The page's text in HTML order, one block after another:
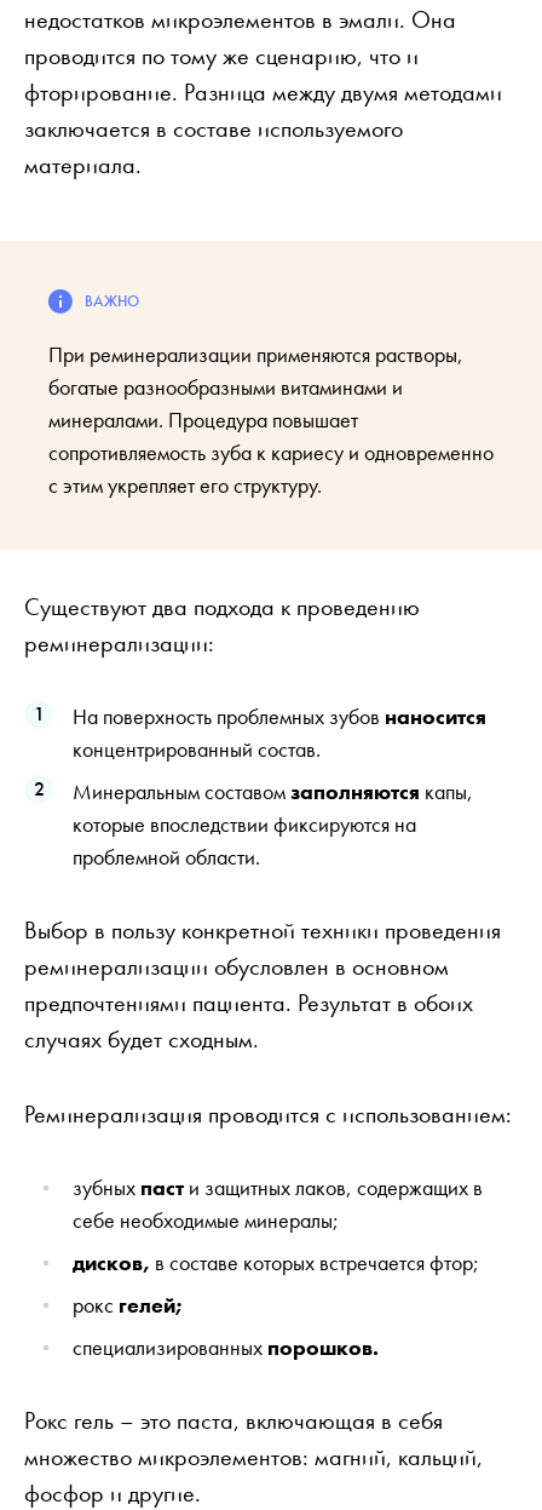
недостатков микроэлементов в эмали. Она
проводится по тому же сценарию, что и
фторирование. Разница между двумя методами
заключается в составе используемого
материала.
При реминерализации применяются растворы,
богатые разнообразными витаминами и
минералами. Процедура повышает
сопротивляемость зуба к кариесу и одновременно
с этим укрепляет его структуру.
Существуют два подхода к проведению
реминерализации:
На поверхность проблемных зубов наносится
концентрированный состав.
Минеральным составомзаполняются капы,
которые впоследствии фиксируются на
проблемной области.
Выбор в пользу конкретной техники проведения
реминерализации обусловлен в основном
предпочтениями пациента. Результат в обоих
случаях будет сходным.
Реминерализация проводится с использованием:
зубных паст и защитных лаков, содержащих в
себе необходимые минералы;
дисков, в составе которых встречается фтор;
рокс гелей;
специализированных порошков.
Рокс гель – это паста, включающая в себя
множество микроэлементов: магний, кальций,
фосфор и другие.